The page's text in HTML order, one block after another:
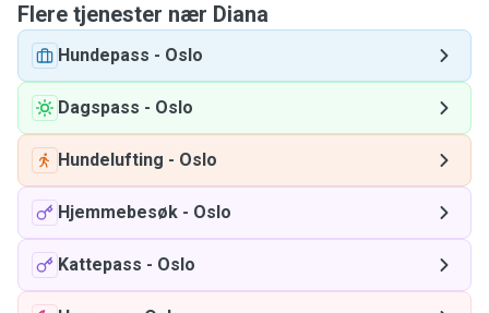
Flere tjenester nær Diana
Hundepass - Oslo
Dagspass - Oslo
Hundelufting - Oslo
Hjemmebesøk - Oslo
Kattepass - Oslo